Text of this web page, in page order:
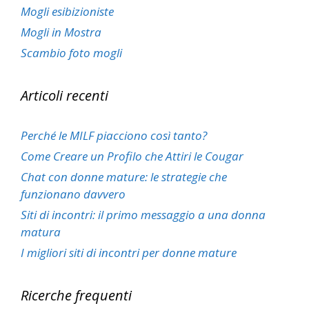
Mogli esibizioniste
Mogli in Mostra
Scambio foto mogli
Articoli recenti
Perché le MILF piacciono così tanto?
Come Creare un Profilo che Attiri le Cougar
Chat con donne mature: le strategie che
funzionano davvero
Siti di incontri: il primo messaggio a una donna
matura
I migliori siti di incontri per donne mature
Ricerche frequenti